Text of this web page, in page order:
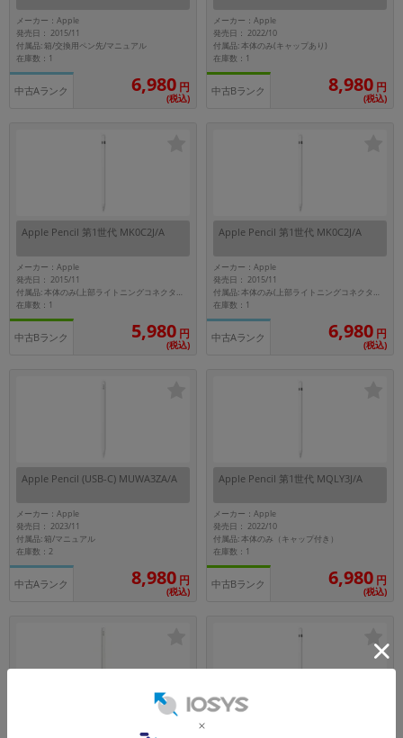
メーカー：Apple
発売日： 2015/11
付属品: 箱/交換用ペン先/マニュアル
在庫数：1
中古Aランク 6,980 円
(税込)
メーカー：Apple
発売日： 2022/10
付属品: 本体のみ(キャップあり)
在庫数：1
中古Bランク 8,980 円
(税込)
Apple Pencil 第1世代 MK0C2J/A
メーカー：Apple
発売日： 2015/11
付属品: 本体のみ(上部ライトニングコネクタキャップなし)
在庫数：1
中古Bランク 5,980 円
(税込)
Apple Pencil 第1世代 MK0C2J/A
メーカー：Apple
発売日： 2015/11
付属品: 本体のみ(上部ライトニングコネクタキャップあり)
在庫数：1
中古Aランク 6,980 円
(税込)
Apple Pencil (USB-C) MUWA3ZA/A
メーカー：Apple
発売日： 2023/11
付属品: 箱/マニュアル
在庫数：2
中古Aランク 8,980 円
(税込)
Apple Pencil 第1世代 MQLY3J/A
メーカー：Apple
発売日： 2022/10
付属品: 本体のみ（キャップ付き）
在庫数：1
中古Bランク 6,980 円
(税込)